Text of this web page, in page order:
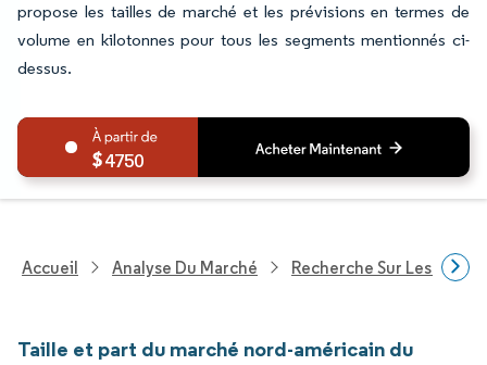
propose les tailles de marché et les prévisions en termes de
volume en kilotonnes pour tous les segments mentionnés ci-
dessus.
4750
Accueil Analyse Du Marché Recherche Sur Les
Taille et part du marché nord-américain du